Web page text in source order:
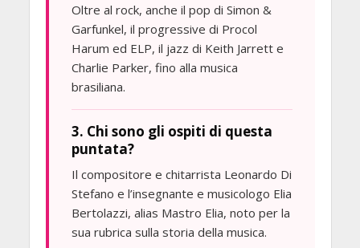
Oltre al rock, anche il pop di Simon &
Garfunkel, il progressive di Procol
Harum ed ELP, il jazz di Keith Jarrett e
Charlie Parker, fino alla musica
brasiliana.
3. Chi sono gli ospiti di questa
puntata?
Il compositore e chitarrista Leonardo Di
Stefano e l’insegnante e musicologo Elia
Bertolazzi, alias Mastro Elia, noto per la
sua rubrica sulla storia della musica.